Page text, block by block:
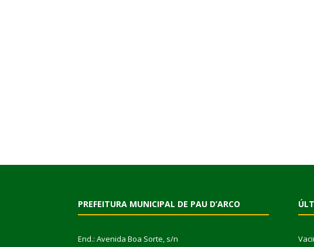
PREFEITURA MUNICIPAL DE PAU D’ARCO
End.: Avenida Boa Sorte, s/n